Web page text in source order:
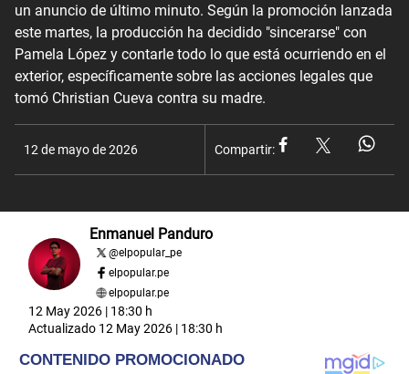
un anuncio de último minuto. Según la promoción lanzada
este martes, la producción ha decidido "sincerarse" con
Pamela López y contarle todo lo que está ocurriendo en el
exterior, específicamente sobre las acciones legales que
tomó Christian Cueva contra su madre.
12 de mayo de 2026 Compartir:
Enmanuel Panduro
@elpopular_pe
elpopular.pe
elpopular.pe
12 May 2026 | 18:30 h
Actualizado 12 May 2026 | 18:30 h